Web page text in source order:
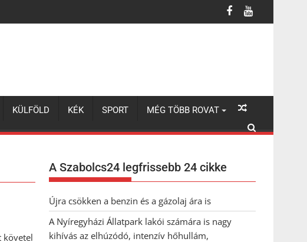
az elhúzódó, intenzív hőhullám, viselkedésük is némileg megváltozik
KÜLFÖLD KÉK SPORT MÉG TÖBB ROVAT
követel
A Szabolcs24 legfrissebb 24 cikke
Újra csökken a benzin és a gázolaj ára is
A Nyíregyházi Állatpark lakói számára is nagy
kihívás az elhúzódó, intenzív hőhullám,